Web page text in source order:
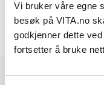
Vi bruker våre egne
besøk på VITA.no
godkjenner dette
fortsetter å bruke
Omtaler
Andre har også